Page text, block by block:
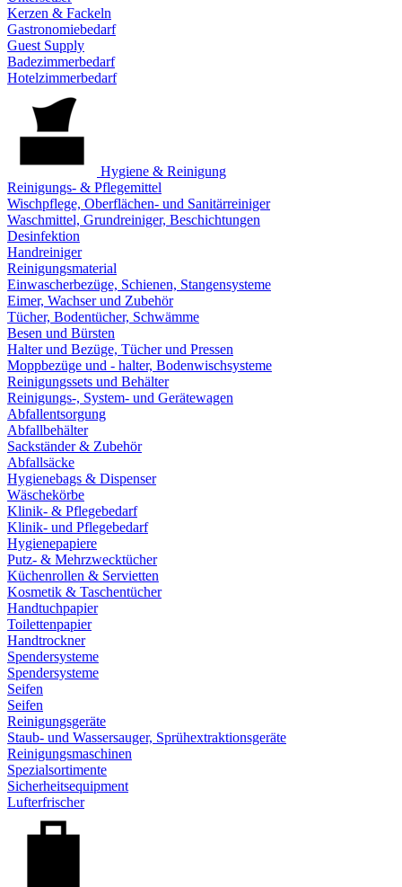
Kerzen & Fackeln
Gastronomiebedarf
Guest Supply
Badezimmerbedarf
Hotelzimmerbedarf
Hygiene & Reinigung
Reinigungs- & Pflegemittel
Wischpflege, Oberflächen- und Sanitärreiniger
Waschmittel, Grundreiniger, Beschichtungen
Desinfektion
Handreiniger
Reinigungsmaterial
Einwascherbezüge, Schienen, Stangensysteme
Eimer, Wachser und Zubehör
Tücher, Bodentücher, Schwämme
Besen und Bürsten
Halter und Bezüge, Tücher und Pressen
Moppbezüge und - halter, Bodenwischsysteme
Reinigungssets und Behälter
Reinigungs-, System- und Gerätewagen
Abfallentsorgung
Abfallbehälter
Sackständer & Zubehör
Abfallsäcke
Hygienebags & Dispenser
Wäschekörbe
Klinik- & Pflegebedarf
Klinik- und Pflegebedarf
Hygienepapiere
Putz- & Mehrzwecktücher
Küchenrollen & Servietten
Kosmetik & Taschentücher
Handtuchpapier
Toilettenpapier
Handtrockner
Spendersysteme
Spendersysteme
Seifen
Seifen
Reinigungsgeräte
Staub- und Wassersauger, Sprühextraktionsgeräte
Reinigungsmaschinen
Spezialsortimente
Sicherheitsequipment
Lufterfrischer